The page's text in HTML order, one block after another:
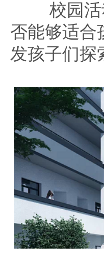
校园
否能够适合
发孩子们探